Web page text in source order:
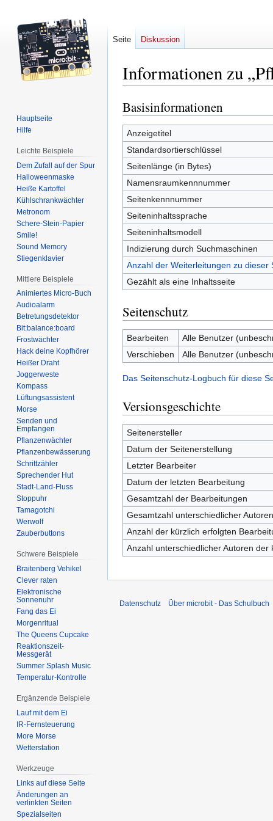
Informationen zu
Zur
Navigation
springen
Zur
Suche
springen
Basisinformationen
Anzeigetitel
Standardsortierschlüssel
Seitenlänge (in Bytes)
Namensraumkennnummer
Seitenkennnummer
Seiteninhaltssprache
Seiteninhaltsmodell
Indizierung durch Suchmaschinen
Anzahl der Weiterleitungen zu dieser
Gezählt als eine Inhaltsseite
Seitenschutz
Bearbeiten
Alle Benutzer
Verschieben
Alle Benutzer
Das Seitenschutz-Logbuch für diese
Versionsgeschichte
Seitenersteller
Datum der Seitenerstellung
Letzter Bearbeiter
Datum der letzten Bearbeitung
Gesamtzahl der Bearbeitungen
Gesamtzahl unterschiedlicher Autoren
Anzahl der kürzlich erfolgten
Anzahl unterschiedlicher Autoren
Seite Diskussion
Hauptseite
Hilfe
Leichte Beispiele
Dem Zufall auf der Spur
Halloweenmaske
Heiße Kartoffel
Kühlschrankwächter
Metronom
Schere-Stein-Papier
Smile!
Sound Memory
Stiegenklavier
Mittlere Beispiele
Animiertes Micro-Buch
Audioalarm
Betretungsdetektor
Bit:balance:board
Frostwächter
Hack deine Kopfhörer
Heißer Draht
Joggerweste
Kompass
Lüftungsassistent
Morse
Senden und
Empfangen
Pflanzenwächter
Pflanzenbewässerung
Schrittzähler
Sprechender Hut
Stadt-Land-Fluss
Stoppuhr
Tamagotchi
Werwolf
Zauberbuttons
Schwere Beispiele
Braitenberg Vehikel
Clever raten
Elektronische
Sonnenuhr
Fang das Ei
Morgenritual
The Queens Cupcake
Reaktionszeit-
Messgerät
Summer Splash Music
Temperatur-Kontrolle
Ergänzende Beispiele
Lauf mit dem Ei
IR-Fernsteuerung
More Morse
Wetterstation
Werkzeuge
Links auf diese Seite
Änderungen an
verlinkten Seiten
Spezialseiten
Datenschutz Über microbit - Das Schulbuch